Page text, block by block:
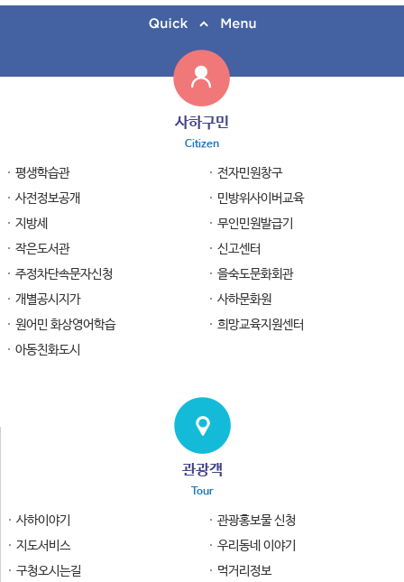
사하구민
Citizen
평생학습관
전자민원창구
사전정보공개
민방위사이버교육
지방세
무인민원발급기
작은도서관
신고센터
주정차단속문자신청
을숙도문화회관
개별공시지가
사하문화원
원어민 화상영어학습
희망교육지원센터
아동친화도시
관광객
Tour
사하이야기
관광홍보물 신청
지도서비스
우리동네 이야기
구청오시는길
먹거리정보